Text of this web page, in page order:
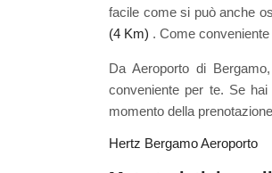
facile come si può anche
(4 Km) . Come
Da Aeroporto di
conveniente per te. Se
momento della
Hertz Bergamo Aeroporto